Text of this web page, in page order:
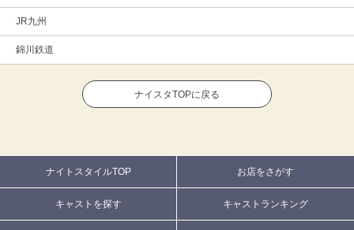
JR九州
錦川鉄道
ナイスタTOPに戻る
ナイトスタイルTOP お店をさがす
キャストを探す キャストランキング